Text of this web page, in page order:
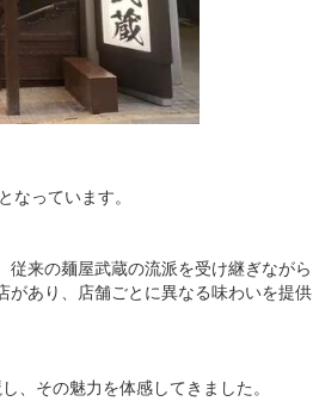
っています。
来の麺屋武蔵の流派を受け継ぎながら
があり、店舗ごとに異なる味わいを提供
、その魅力を体感してきました。